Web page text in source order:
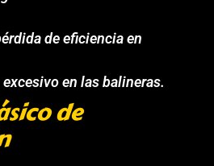
de eficiencia en
excesivo en las balineras.
de